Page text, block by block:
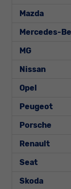
Mazda
Mercedes-
MG
Nissan
Opel
Peugeot
Porsche
Renault
Seat
Skoda